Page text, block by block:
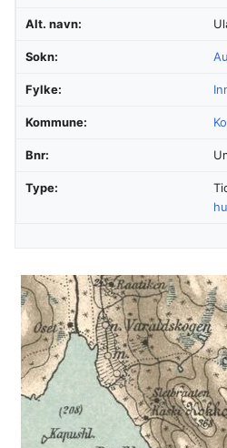
Alt. navn:
Sokn:
Fylke:
Kommune:
Bnr:
Type: